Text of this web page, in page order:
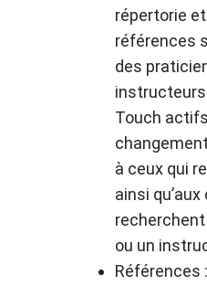
répertorie
références
des
Touch
à ceux qui
ainsi
ou un
Références